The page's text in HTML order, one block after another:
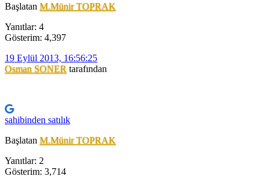
Başlatan M.Münir TOPRAK
Yanıtlar: 4
Gösterim: 4,397
19 Eylül 2013, 16:56:25
Osman SONER tarafından
sahibinden satılık
Başlatan M.Münir TOPRAK
Yanıtlar: 2
Gösterim: 3,714